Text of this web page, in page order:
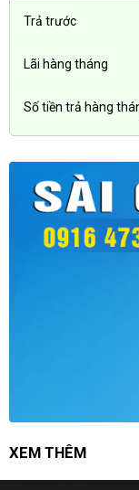
Trả trước
Lãi hàng tháng
Số tiền trả hàng
XEM THÊM